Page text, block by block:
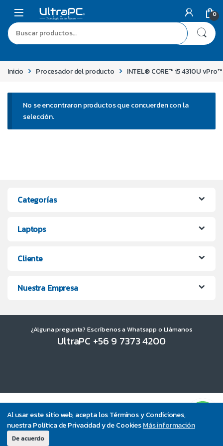
Al usar este sitio web, acepta los Términos y Condiciones,
nuestra Política de Privacidad y de CookiesMás información
De acuerdo
0
Inicio Procesador del producto INTEL® CORE™ i5 4310U
No se encontraron productos que concuerden con la
selección.
Categorías
Laptops
Cliente
Nuestra Empresa
¿Alguna pregunta? Escríbenos a Whatsapp o Llámanos
UltraPC +56 9 7373 4200